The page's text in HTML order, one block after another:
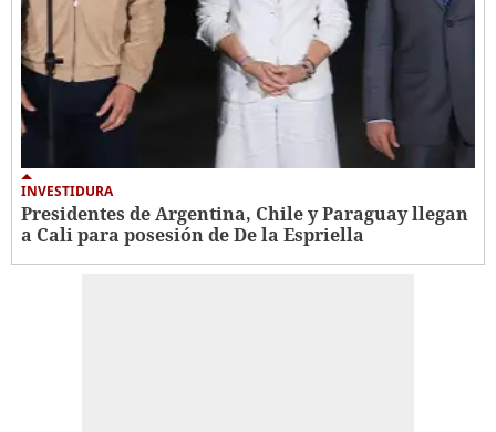
INVESTIDURA
Presidentes de Argentina, Chile y Paraguay llegan
a Cali para posesión de De la Espriella